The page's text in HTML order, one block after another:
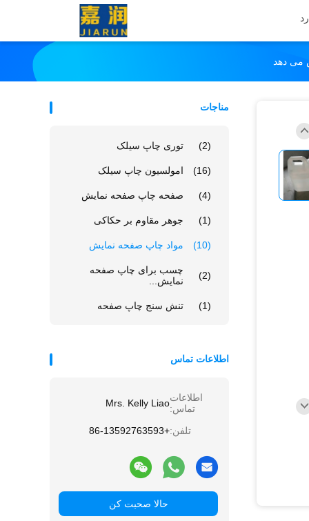
مناجات
توری چاپ سیلک (2)
امولسیون چاپ سیلک (16)
صفحه چاپ صفحه نمایش (4)
جوهر مقاوم بر حکاکی (1)
مواد چاپ صفحه نمایش (10)
چسب برای چاپ صفحه
نمایش...
(2)
تنش سنج چاپ صفحه (1)
اطلاعات تماس
اطلاعات
تماس:Mrs. Kelly Liao
تلفن:+86-13592763593
حالا صحبت کن